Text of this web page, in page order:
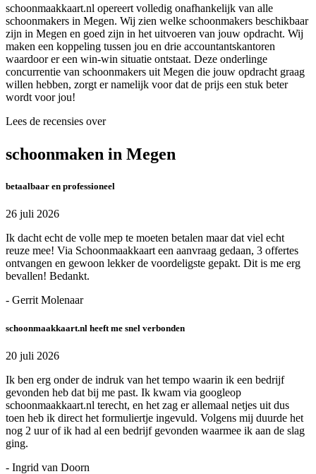
schoonmaakkaart.nl opereert volledig onafhankelijk van alle
schoonmakers in Megen. Wij zien welke schoonmakers beschikbaar
zijn in Megen en goed zijn in het uitvoeren van jouw opdracht. Wij
maken een koppeling tussen jou en drie accountantskantoren
waardoor er een win-win situatie ontstaat. Deze onderlinge
concurrentie van schoonmakers uit Megen die jouw opdracht graag
willen hebben, zorgt er namelijk voor dat de prijs een stuk beter
wordt voor jou!
Lees de recensies over
schoonmaken in Megen
betaalbaar en professioneel
26 juli 2026
Ik dacht echt de volle mep te moeten betalen maar dat viel echt
reuze mee! Via Schoonmaakkaart een aanvraag gedaan, 3 offertes
ontvangen en gewoon lekker de voordeligste gepakt. Dit is me erg
bevallen! Bedankt.
- Gerrit Molenaar
schoonmaakkaart.nl heeft me snel verbonden
20 juli 2026
Ik ben erg onder de indruk van het tempo waarin ik een bedrijf
gevonden heb dat bij me past. Ik kwam via googleop
schoonmaakkaart.nl terecht, en het zag er allemaal netjes uit dus
toen heb ik direct het formuliertje ingevuld. Volgens mij duurde het
nog 2 uur of ik had al een bedrijf gevonden waarmee ik aan de slag
ging.
- Ingrid van Doorn